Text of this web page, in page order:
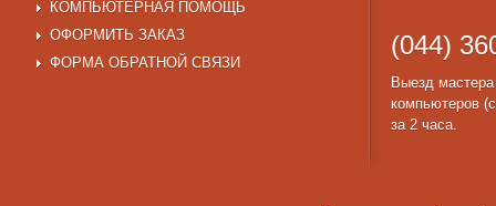
КОМПЬЮТЕРНАЯ ПОМОЩЬ
ОФОРМИТЬ ЗАКАЗ
ФОРМА ОБРАТНОЙ СВЯЗИ
(044)
Выезд
компьютеров
за 2 часа.